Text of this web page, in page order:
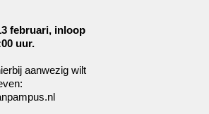
februari, inloop
uur.
aanwezig wilt